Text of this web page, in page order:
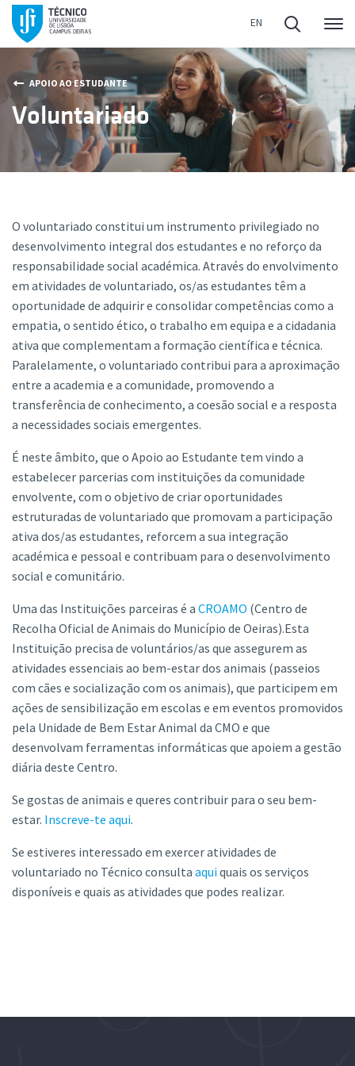
APOIO AO ESTUDANTE
Voluntariado
O voluntariado constitui um instrumento privilegiado no
desenvolvimento integral dos estudantes e no reforço da
responsabilidade social académica. Através do envolvimento
em atividades de voluntariado, os/as estudantes têm a
oportunidade de adquirir e consolidar competências como a
empatia, o sentido ético, o trabalho em equipa e a cidadania
ativa que complementam a formação científica e técnica.
Paralelamente, o voluntariado contribui para a aproximação
entre a academia e a comunidade, promovendo a
transferência de conhecimento, a coesão social e a resposta
a necessidades sociais emergentes.
É neste âmbito, que o Apoio ao Estudante tem vindo a
estabelecer parcerias com instituições da comunidade
envolvente, com o objetivo de criar oportunidades
estruturadas de voluntariado que promovam a participação
ativa dos/as estudantes, reforcem a sua integração
académica e pessoal e contribuam para o desenvolvimento
social e comunitário.
Uma das Instituições parceiras é a CROAMO (Centro de
Recolha Oficial de Animais do Município de Oeiras).Esta
Instituição precisa de voluntários/as que assegurem as
atividades essenciais ao bem-estar dos animais (passeios
com cães e socialização com os animais), que participem em
ações de sensibilização em escolas e em eventos promovidos
pela Unidade de Bem Estar Animal da CMO e que
desenvolvam ferramentas informáticas que apoiem a gestão
diária deste Centro.
Se gostas de animais e queres contribuir para o seu bem-
estar. Inscreve-te aqui.
Se estiveres interessado em exercer atividades de
voluntariado no Técnico consulta aquiquais os serviços
disponíveis e quais as atividades que podes realizar.